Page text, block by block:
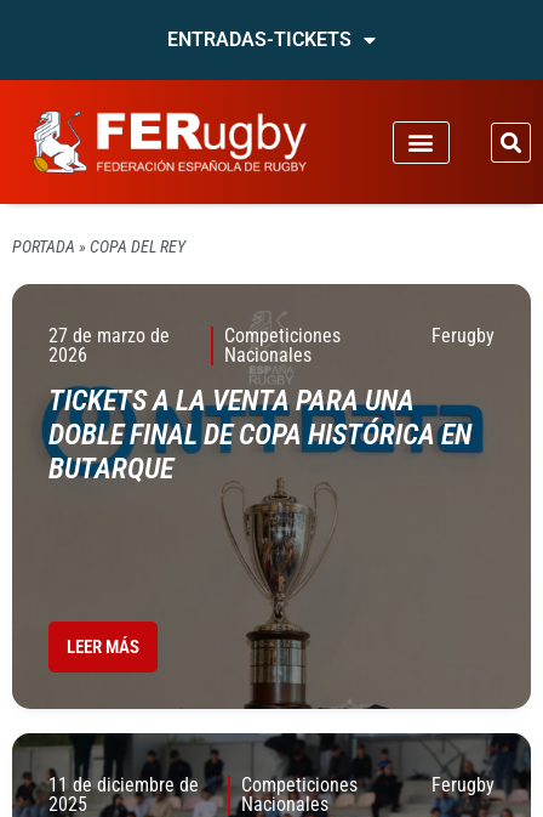
ENTRADAS-TICKETS
PORTADA » COPA DEL REY
27 de marzo de
2026
Competiciones
Nacionales
Ferugby
TICKETS A LA VENTA PARA UNA
DOBLE FINAL DE COPA HISTÓRICA EN
BUTARQUE
LEER MÁS
11 de diciembre de
2025
Competiciones
Nacionales
Ferugby